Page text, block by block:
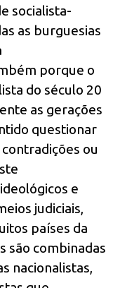
socialista-
as burguesias
porque o
do século 20
as gerações
questionar
ou
e
judiciais,
países da
são combinadas
nacionalistas,